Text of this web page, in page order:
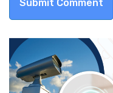
Submit Comment